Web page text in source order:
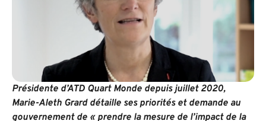
Présidente d’ATD Quart Monde depuis juillet 2020,
Marie-Aleth Grard détaille ses priorités et demande au
gouvernement de « prendre la mesure de l’impact de la